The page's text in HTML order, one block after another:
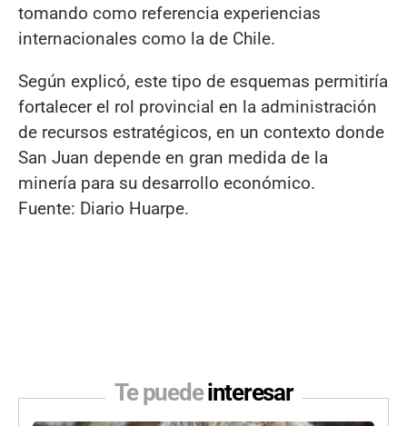
tomando como referencia experiencias
internacionales como la de Chile.
Según explicó, este tipo de esquemas permitiría
fortalecer el rol provincial en la administración
de recursos estratégicos, en un contexto donde
San Juan depende en gran medida de la
minería para su desarrollo económico.
Fuente: Diario Huarpe.
Te puedeinteresar